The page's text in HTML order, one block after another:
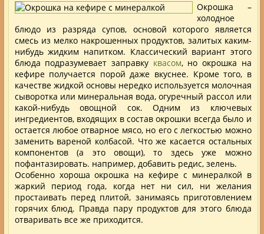
Окрошка –
холодное
блюдо из разряда супов, основой которого является
смесь из мелко накрошенных продуктов, залитых каким-
нибудь жидким напитком. Классический вариант этого
блюда подразумевает заправку квасом, но окрошка на
кефире получается порой даже вкуснее. Кроме того, в
качестве жидкой основы нередко используется молочная
сыворотка или минеральная вода, огуречный рассол или
какой-нибудь овощной сок. Одним из ключевых
ингредиентов, входящих в состав окрошки всегда было и
остается любое отварное мясо, но его с легкостью можно
заменить вареной колбасой. Что же касается остальных
компонентов (а это овощи), то здесь уже можно
пофантазировать. например, добавить редис, зелень.
Особенно хороша окрошка на кефире с минералкой в
жаркий период года, когда нет ни сил, ни желания
простаивать перед плитой, занимаясь приготовлением
горячих блюд. Правда пару продуктов для этого блюда
отваривать все же приходится.